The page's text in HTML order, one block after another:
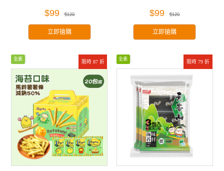
$99 $120
立即搶購
$99 $120
立即搶購
限時 87 折
全素
限時 79 折
全素